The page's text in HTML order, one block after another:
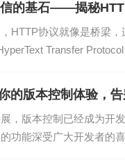
通知的URL）。
的基石——揭秘
HTTP协议就像是桥梁
Transfer
的版本控制体验，
，版本控制已经成为开
功能深受广大开发者的